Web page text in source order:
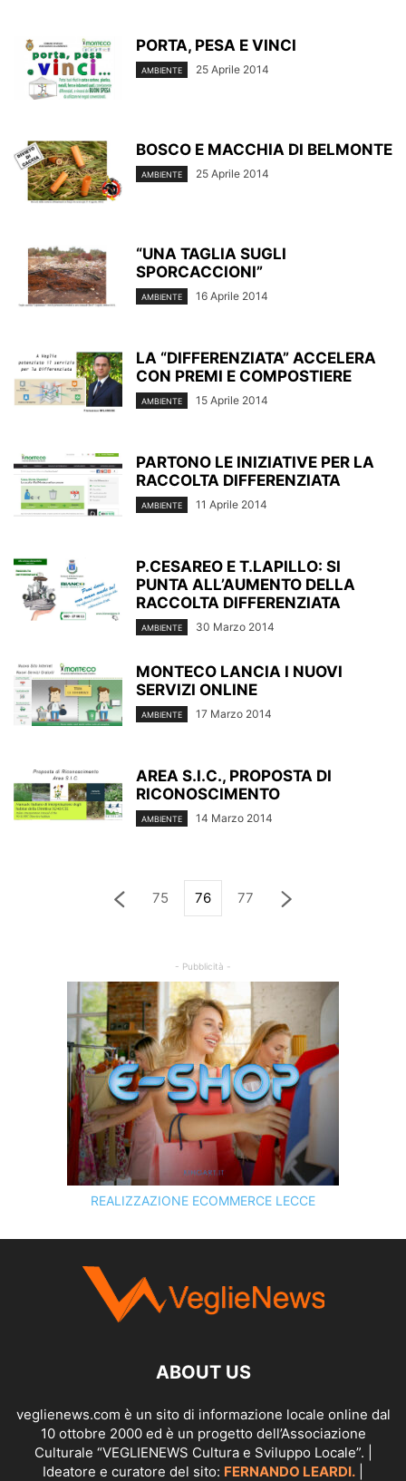
PORTA, PESA E VINCI
AMBIENTE 25 Aprile 2014
BOSCO E MACCHIA DI BELMONTE
AMBIENTE 25 Aprile 2014
“UNA TAGLIA SUGLI
SPORCACCIONI”
AMBIENTE 16 Aprile 2014
LA “DIFFERENZIATA” ACCELERA
CON PREMI E COMPOSTIERE
AMBIENTE 15 Aprile 2014
PARTONO LE INIZIATIVE PER LA
RACCOLTA DIFFERENZIATA
AMBIENTE 11 Aprile 2014
P.CESAREO E T.LAPILLO: SI
PUNTA ALL’AUMENTO DELLA
RACCOLTA DIFFERENZIATA
AMBIENTE 30 Marzo 2014
MONTECO LANCIA I NUOVI
SERVIZI ONLINE
AMBIENTE 17 Marzo 2014
AREA S.I.C., PROPOSTA DI
RICONOSCIMENTO
AMBIENTE 14 Marzo 2014
75 76 77
- Pubblicità -
REALIZZAZIONE ECOMMERCE LECCE
SCOPRI I SERVIZI DIKINGART.IT
ABOUT US
veglienews.com è un sito di informazione locale online dal
10 ottobre 2000 ed è un progetto dell’Associazione
Culturale “VEGLIENEWS Cultura e Sviluppo Locale”. |
Ideatore e curatore del sito: FERNANDO LEARDI.